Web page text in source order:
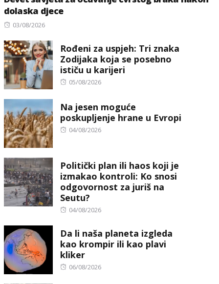
dolaska djece
Posted
03/08/2026
Rođeni za uspjeh: Tri znaka
Zodijaka koja se posebno
ističu u karijeri
Posted
05/08/2026
Na jesen moguće
poskupljenje hrane u Evropi
Posted
04/08/2026
Politički plan ili haos koji je
izmakao kontroli: Ko snosi
odgovornost za juriš na
Seutu?
Posted
04/08/2026
Da li naša planeta izgleda
kao krompir ili kao plavi
kliker
Posted
06/08/2026